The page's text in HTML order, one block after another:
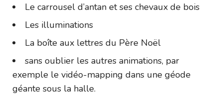
Le carrousel d’antan et ses chevaux de bois
Les illuminations
La boîte aux lettres du Père Noël
sans oublier les autres animations, par
exemple le vidéo-mapping dans une géode
géante sous la halle.